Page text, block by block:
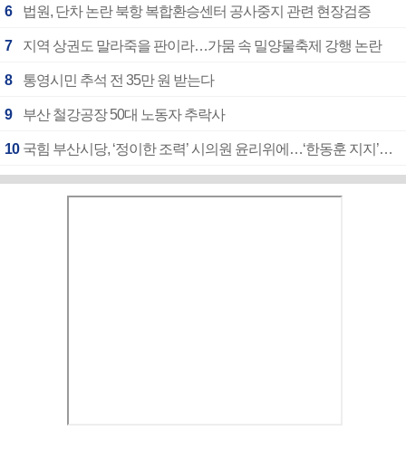
6 법원, 단차 논란 북항 복합환승센터 공사중지 관련 현장검증
7 지역 상권도 말라죽을 판이라…가뭄 속 밀양물축제 강행 논란
8 통영시민 추석 전 35만 원 받는다
9 부산 철강공장 50대 노동자 추락사
10 국힘 부산시당, ‘정이한 조력’ 시의원 윤리위에…‘한동훈 지지’도 신고접수